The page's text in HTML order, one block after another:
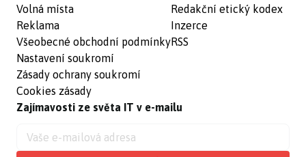
Volná místa
Reklama
Všeobecné obchodní podmínky
Nastavení soukromí
Zásady ochrany soukromí
Cookies zásady
Redakční etický kodex
Inzerce
RSS
Zajímavosti ze světa IT v e-mailu